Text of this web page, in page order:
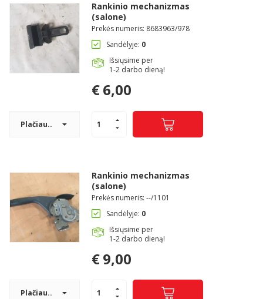
Rankinio mechanizmas
(salone)
Prekės numeris: 8683963/978
Sandėlyje: 0
Išsiųsime per
1-2 darbo dieną!
€6,00
Plačiau..
Rankinio mechanizmas
(salone)
Prekės numeris: --/1101
Sandėlyje: 0
Išsiųsime per
1-2 darbo dieną!
€9,00
Plačiau..